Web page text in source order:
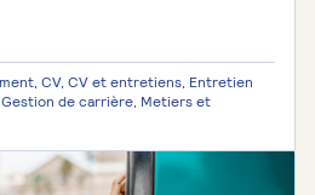
CV, CV et entretiens, Entretien
de carrière, Metiers et